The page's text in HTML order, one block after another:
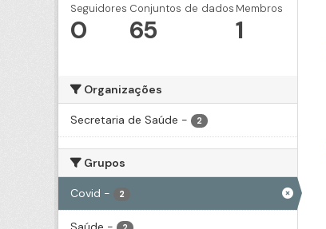
Seguidores
0
Conjuntos de dados
65
Membros
1
Organizações
Secretaria de Saúde - 2
Grupos
Covid - 2